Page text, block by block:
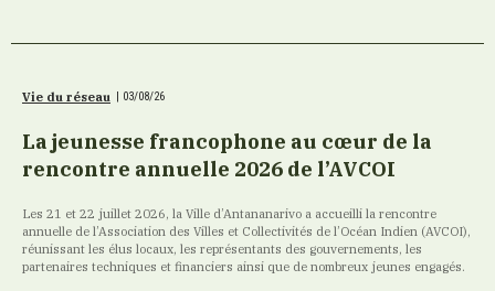
Vie du réseau | 03/08/26
La jeunesse francophone au cœur de la
rencontre annuelle 2026 de l’AVCOI
Les 21 et 22 juillet 2026, la Ville d’Antananarivo a accueilli la rencontre
annuelle de l’Association des Villes et Collectivités de l’Océan Indien (AVCOI),
réunissant les élus locaux, les représentants des gouvernements, les
partenaires techniques et financiers ainsi que de nombreux jeunes engagés.